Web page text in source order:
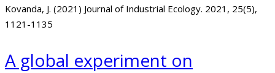
Kovanda, J. (2021) Journal of Industrial Ecology. 2021, 25(5),
1121-1135
A global experiment on